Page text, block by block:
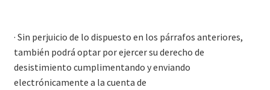
· Sin perjuicio de lo dispuesto en los párrafos anteriores,
también podrá optar por ejercer su derecho de
desistimiento cumplimentando y enviando
electrónicamente a la cuenta de